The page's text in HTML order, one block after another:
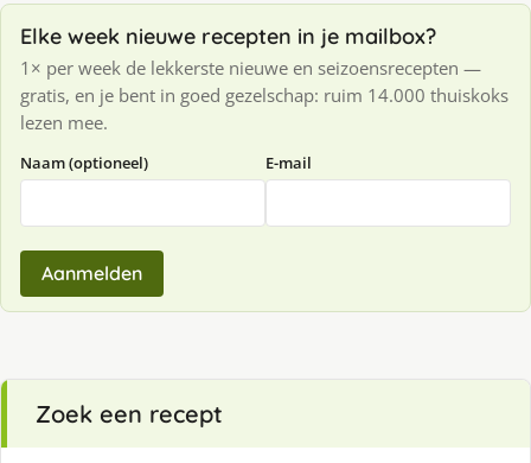
Elke week nieuwe recepten in je mailbox?
1× per week de lekkerste nieuwe en seizoensrecepten —
gratis, en je bent in goed gezelschap: ruim 14.000 thuiskoks
lezen mee.
Naam (optioneel) E-mail
Aanmelden
Zoek een recept